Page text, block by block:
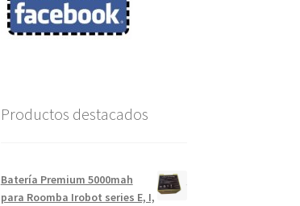
Productos destacados
Batería Premium 5000mah
para Roomba Irobot series E, I,